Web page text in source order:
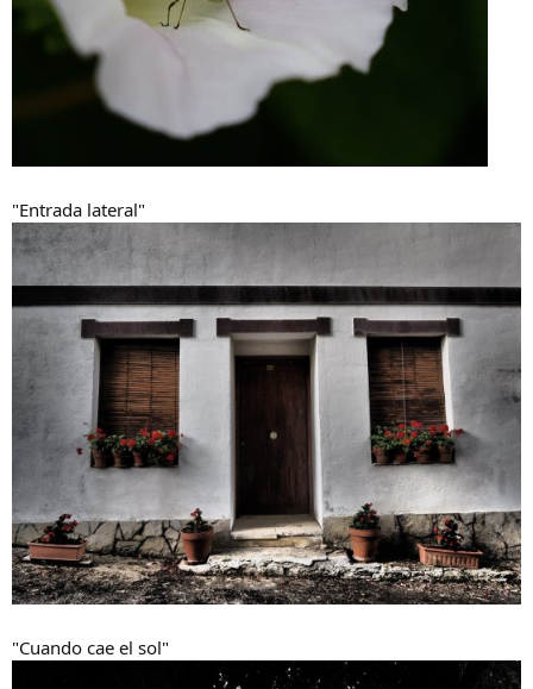
"Entrada lateral"
"Cuando cae el sol"